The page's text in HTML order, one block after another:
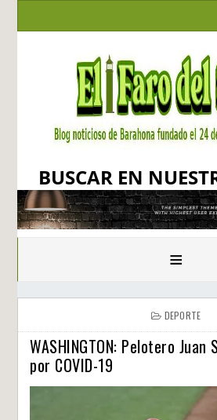
BUSCAR EN
≡
DEPORTE
WASHINGTON: Pelotero
por COVID-19